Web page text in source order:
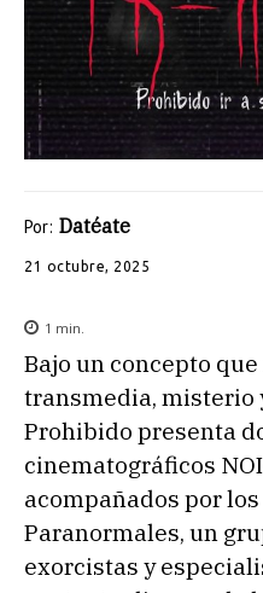
Por: Datéate
21 octubre, 2025
1 min.
Bajo un concepto
transmedia, misterio
Prohibido presenta
cinematográficos
acompañados por
Paranormales, un
exorcistas y